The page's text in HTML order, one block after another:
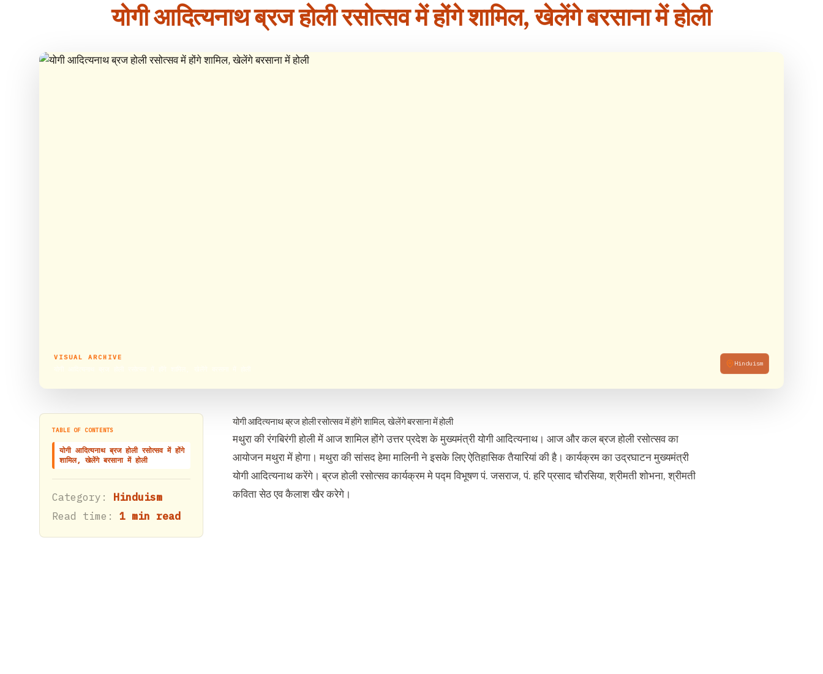
योगी आदित्यनाथ ब्रज होली रसोत्सव में होंगे शामिल, खेलेंगे बरसाना में होली
VISUAL ARCHIVE
Hinduism
TABLE OF CONTENTS
योगी आदित्यनाथ ब्रज होली रसोत्सव में होंगे
शामिल, खेलेंगे बरसाना में होली
Category: Hinduism
Read time: 1 min read
योगी आदित्यनाथ ब्रज होली रसोत्सव में होंगे शामिल, खेलेंगे बरसाना में होली
मथुरा की रंगबिरंगी होली में आज शामिल होंगे उत्तर प्रदेश के मुख्यमंत्री योगी आदित्यनाथ। आज और कल ब्रज होली रसोत्सव का
आयोजन मथुरा में होगा। मथुरा की सांसद हेमा मालिनी ने इसके लिए ऐतिहासिक तैयारियां की है। कार्यक्रम का उद्रघाटन मुख्यमंत्री
योगी आदित्यनाथ करेंगे। ब्रज होली रसोत्सव कार्यक्रम मे पद्म विभूषण पं. जसराज, पं. हरि प्रसाद चौरसिया, श्रीमती शोभना, श्रीमती
कविता सेठ एव कैलाश खैर करेगे।